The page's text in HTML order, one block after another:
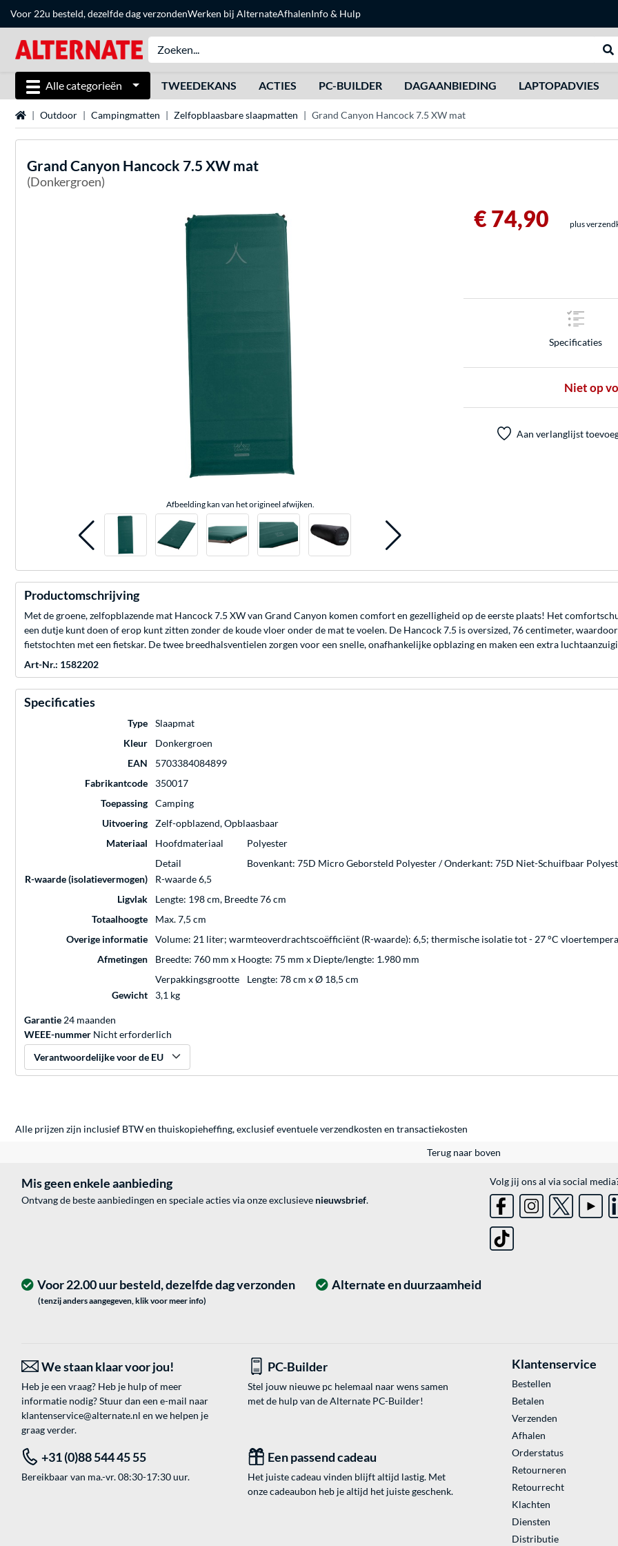
Voor 22u besteld, dezelfde dag verzondenWerken bij AlternateAfhalenInfo & Hulp
Alle categorieën TWEEDEKANS ACTIES PC-BUILDER DAGAANBIEDING LAPTOPADVIES
HomeOutdoor Campingmatten Zelfopblaasbare slaapmatten Grand Canyon Hancock 7.5 XW mat
Grand Canyon Hancock 7.5 XW mat
(Donkergroen)
Afbeelding kan van het origineel afwijken.
€ 74,90 plus
Specificaties
Niet op
Aan verlanglijst
Productomschrijving
Met de groene, zelfopblazende mat Hancock 7.5 XW van Grand Canyon komen comfort en gezelligheid op de eerste plaats! Het
een dutje kunt doen of erop kunt zitten zonder de koude vloer onder de mat te voelen. De Hancock 7.5 is oversized, 76 centimeter,
fietstochten met een fietskar. De twee breedhalsventielen zorgen voor een snelle, onafhankelijke opblazing en maken een extra
Art-Nr.: 1582202
Specificaties
Type
Slaapmat
Kleur
Donkergroen
EAN
5703384084899
Fabrikantcode
350017
Toepassing
Camping
Uitvoering
Zelf-opblazend, Opblaasbaar
Materiaal
Hoofdmateriaal
Polyester
Detail
Bovenkant: 75D Micro Geborsteld Polyester / Onderkant: 75D Niet-Schuifbaar
R-waarde (isolatievermogen)
R-waarde 6,5
Ligvlak
Lengte: 198 cm, Breedte 76 cm
Totaalhoogte
Max. 7,5 cm
Overige informatie
Volume: 21 liter; warmteoverdrachtscoëfficiënt (R-waarde): 6,5; thermische isolatie tot - 27 °C
Afmetingen
Breedte: 760 mm x Hoogte: 75 mm x Diepte/lengte: 1.980 mm
Verpakkingsgrootte
Lengte: 78 cm x Ø 18,5 cm
Gewicht
3,1 kg
Garantie 24 maanden
WEEE-nummer Nicht erforderlich
Verantwoordelijke voor de EU
Alle prijzen zijn inclusief BTW en thuiskopieheffing, exclusief eventueleverzendkosten en transactiekosten
Terug naar boven
Mis geen enkele aanbieding
Ontvang de beste aanbiedingen en speciale acties via onze exclusieve nieuwsbrief.
Volg jij ons al via social
Alternate en duurzaamheid
Voor 22.00 uur besteld, dezelfde dag verzonden
(tenzij anders aangegeven, klik voor meer info)
We staan klaar voor jou!
Heb je een vraag? Heb je hulp of meer
informatie nodig? Stuur dan een e-mail naar
klantenservice@alternate.nl en we helpen je
graag verder.
PC-Builder
Stel jouw nieuwe pc helemaal naar wens samen
met de hulp van de Alternate PC-Builder!
+31 (0)88 544 45 55
Bereikbaar van ma.-vr. 08:30-17:30 uur.
Een passend cadeau
Het juiste cadeau vinden blijft altijd lastig. Met
onze cadeaubon heb je altijd het juiste geschenk.
Klantenservice
Bestellen
Betalen
Verzenden
Afhalen
Orderstatus
Retourneren
Retourrecht
Klachten
Diensten
Distributie